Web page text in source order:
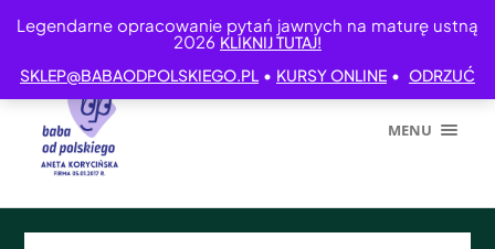
Legendarne opracowanie pytań jawnych na maturę ustną
2026 KLIKNIJ TUTAJ!
SKLEP@BABAODPOLSKIEGO.PL • KURSY ONLINE • ODRZUĆ
MENU